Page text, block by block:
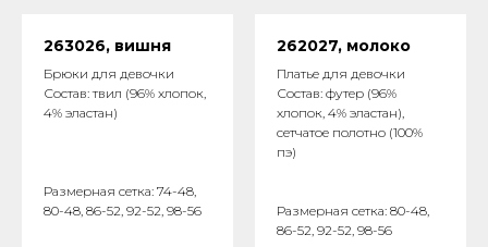
263026, вишня
Брюки для девочки
Состав: твил (96% хлопок,
4% эластан)
Размерная сетка: 74-48,
80-48, 86-52, 92-52, 98-56
262027, молоко
Платье для девочки
Состав: футер (96%
хлопок, 4% эластан),
сетчатое полотно (100%
пэ)
Размерная сетка: 80-48,
86-52, 92-52, 98-56